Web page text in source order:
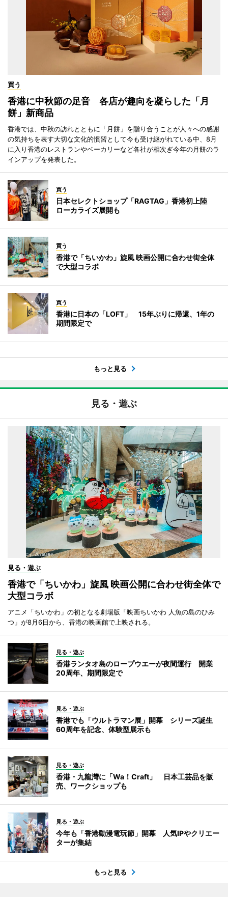
買う
香港に中秋節の足音 各店が趣向を凝らした「月
餅」新商品
香港では、中秋の訪れとともに「月餅」を贈り合うことが人々への感謝
の気持ちを表す大切な文化的慣習として今も受け継がれている中、8月
に入り香港のレストランやベーカリーなど各社が相次ぎ今年の月餅のラ
インアップを発表した。
買う
日本セレクトショップ「RAGTAG」香港初上陸
ローカライズ展開も
買う
香港で「ちいかわ」旋風 映画公開に合わせ街全体
で大型コラボ
買う
香港に日本の「LOFT」 15年ぶりに帰還、1年の
期間限定で
もっと見る
見る・遊ぶ
見る・遊ぶ
香港で「ちいかわ」旋風 映画公開に合わせ街全体で
大型コラボ
アニメ「ちいかわ」の初となる劇場版「映画ちいかわ 人魚の島のひみ
つ」が8月6日から、香港の映画館で上映される。
見る・遊ぶ
香港ランタオ島のロープウエーが夜間運行 開業
20周年、期間限定で
見る・遊ぶ
香港でも「ウルトラマン展」開幕 シリーズ誕生
60周年を記念、体験型展示も
見る・遊ぶ
香港・九龍灣に「Wa！Craft」 日本工芸品を販
売、ワークショップも
見る・遊ぶ
今年も「香港動漫電玩節」開幕 人気IPやクリエー
ターが集結
もっと見る